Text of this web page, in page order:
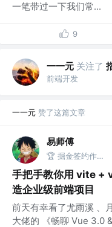
一笔带过一下我们常...
9
一一元 关注了
前端开发
一一元 赞了这篇文章
易师傅
🏆 掘金签约作者 @One Piece
手把手教你用 vite
造企业级前端项目
前天有幸看了尤雨溪 、
大佬的 《畅聊 Vue 3.0